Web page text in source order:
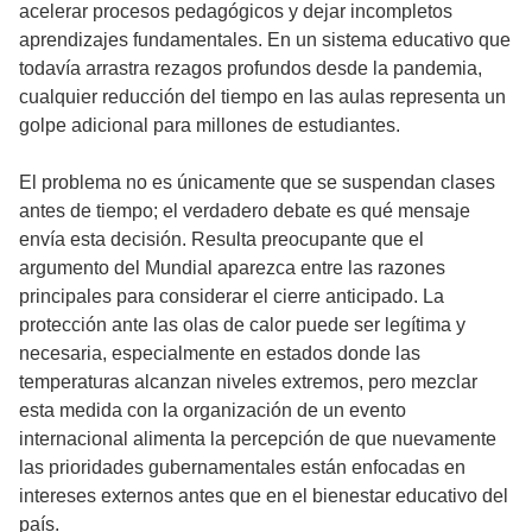
acelerar procesos pedagógicos y dejar incompletos
aprendizajes fundamentales. En un sistema educativo que
todavía arrastra rezagos profundos desde la pandemia,
cualquier reducción del tiempo en las aulas representa un
golpe adicional para millones de estudiantes.
El problema no es únicamente que se suspendan clases
antes de tiempo; el verdadero debate es qué mensaje
envía esta decisión. Resulta preocupante que el
argumento del Mundial aparezca entre las razones
principales para considerar el cierre anticipado. La
protección ante las olas de calor puede ser legítima y
necesaria, especialmente en estados donde las
temperaturas alcanzan niveles extremos, pero mezclar
esta medida con la organización de un evento
internacional alimenta la percepción de que nuevamente
las prioridades gubernamentales están enfocadas en
intereses externos antes que en el bienestar educativo del
país.